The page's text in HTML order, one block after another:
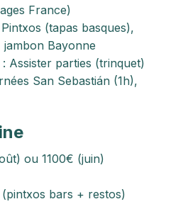
France)
Pintxos (tapas basques),
jambon Bayonne
: Assister parties (trinquet)
San Sebastián (1h),
ou 1100€ (juin)
bars + restos)